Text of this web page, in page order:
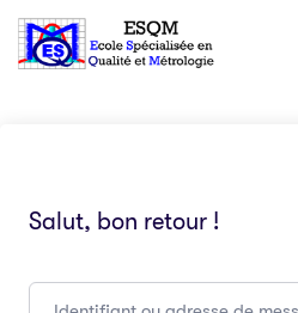
Salut, bon retour !